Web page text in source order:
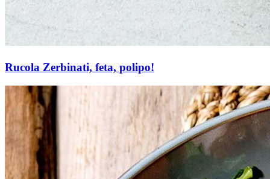
Rucola Zerbinati, feta, polipo!